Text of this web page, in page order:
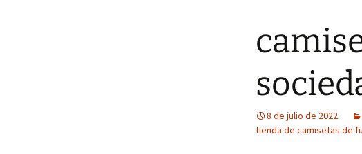
8 de julio de 2022
tienda de camisetas de